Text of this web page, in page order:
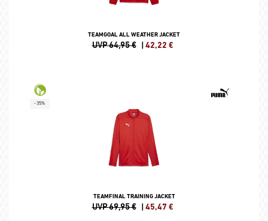
TEAMGOAL ALL WEATHER JACKET
UVP 64,95 € | 42,22 €
-35%
TEAMFINAL TRAINING JACKET
UVP 69,95 € | 45,47 €